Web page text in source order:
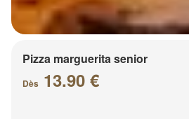
Pizza marguerita senior
Dès 13.90 €